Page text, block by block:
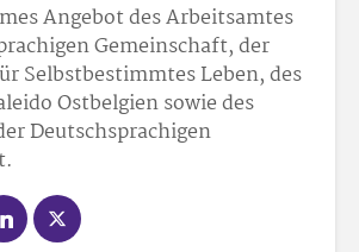
Angebot des Arbeitsamtes
Gemeinschaft, der
Selbstbestimmtes Leben, des
Ostbelgien sowie des
Deutschsprachigen